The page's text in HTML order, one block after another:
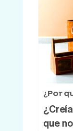
¿Por
que no